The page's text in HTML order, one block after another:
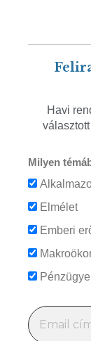
Havi
Milyen
Elmélet
Emberi